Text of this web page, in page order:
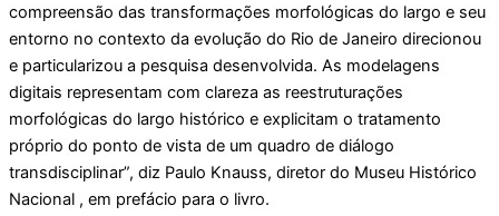
compreensão das transformações morfológicas do largo e seu
entorno no contexto da evolução do Rio de Janeiro direcionou
e particularizou a pesquisa desenvolvida. As modelagens
digitais representam com clareza as reestruturações
morfológicas do largo histórico e explicitam o tratamento
próprio do ponto de vista de um quadro de diálogo
transdisciplinar”, diz Paulo Knauss, diretor do Museu Histórico
Nacional , em prefácio para o livro.